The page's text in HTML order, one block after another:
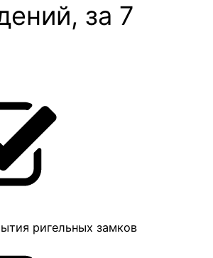
за 7
ригельных замков